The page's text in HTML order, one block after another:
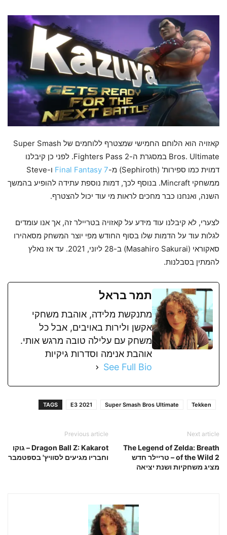
קאזויה הוא הלוחם החמישי שמצטרף ללוחמים של Super Smash
Bros. Ultimate במסגרת ה-Fighters Pass 2. לפני כן קיבלנו
דמוית כמו ספירות' (Sephiroth) מ-
Final Fantasy 7
ו-Steve
ממשחקי Mincraft. בנוסף לכך, דמות נוספת עתידה להופיע בהמשך
השנה, ואנחנו כבר מחכים לראות מי עוד יכול להצטרף.
לצערי, לא קיבלנו עוד מידע על קאזויה בטריילר זה, אך אנו עומדים
לגלות עוד על הדמות שלו בסוף החודש מפי יוצר המשחק מסאהירו
סאקוראי (Masahiro Sakurai) ב-28 ליוני, 2021. עד אז נאלץ
להמתין בסבלנות.
תמר בראל
מתנקשת מלידה, אוהבת משחקי
אקשן ולירות באויבים, אבל כל
משחק עם עלילה טובה מרגש אותי.
אוהבת אנימה וסדרות גיקיות
See Full Bio
TAGS E3 2021 Super Smash Bros Ultimate Tekken
Previous article
Dragon Ball Z: Kakarot – גוקו
וחבריו מגיעים לסוויץ' בספטמבר
Next article
The Legend of Zelda: Breath
of the Wild 2 – טריילר חדש
מציג משחקיות ושנת יציאה